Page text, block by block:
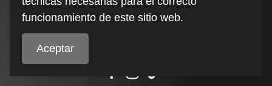
funcionamiento de este sitio web.
Aceptar